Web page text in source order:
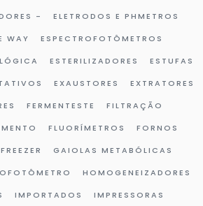
- ELETRODOS E PHMETROS
WAY ESPECTROFOTÔMETROS
ESTERILIZADORES ESTUFAS
EXAUSTORES EXTRATORES
FERMENTESTE FILTRAÇÃO
FLUORÍMETROS FORNOS
FREEZER GAIOLAS METABÓLICAS
HOMOGENEIZADORES
IMPORTADOS IMPRESSORAS